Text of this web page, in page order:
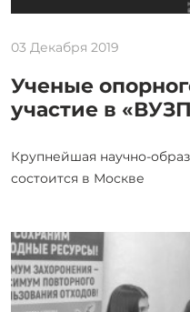
03 Декабря 2019
Ученые
участие в
Крупнейшая научно-
состоится в Москве